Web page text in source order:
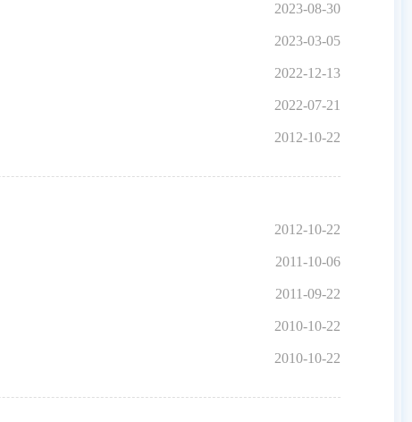
2023-08-30
2023-03-05
2022-12-13
2022-07-21
2012-10-22
2012-10-22
2011-10-06
2011-09-22
2010-10-22
2010-10-22